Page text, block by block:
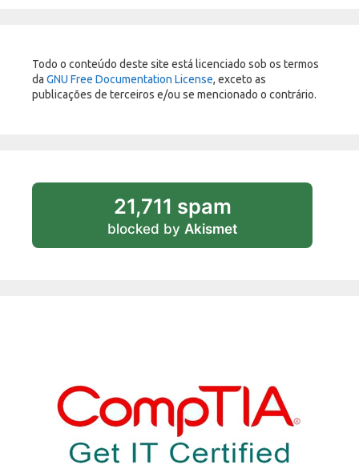
Todo o conteúdo deste site está licenciado sob os termos
da GNU Free Documentation License, exceto as
publicações de terceiros e/ou se mencionado o contrário.
21,711 spam
blocked by Akismet